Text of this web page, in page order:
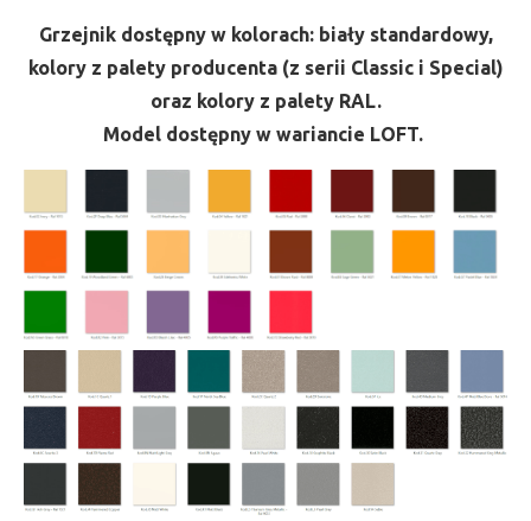
Grzejnik dostępny w kolorach: biały standardowy,
kolory z palety producenta (z serii Classic i Special)
oraz kolory z palety RAL.
Model dostępny w wariancie LOFT.